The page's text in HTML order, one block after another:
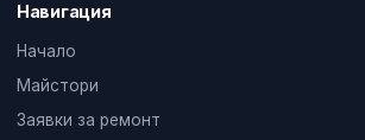
Навигация
Начало
Майстори
Заявки за ремонт